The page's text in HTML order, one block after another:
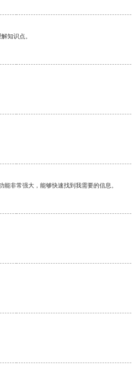
知识点。
非常强大，能够快速找到我需要的信息。